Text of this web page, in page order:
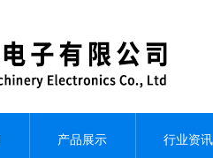
产品展示 行业资讯